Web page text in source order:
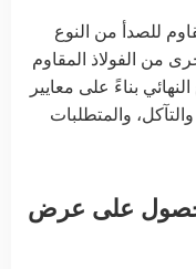
للصدأ من النوع
من الفولاذ المقاوم
بناءً على معايير
والمتطلبات
على عرض